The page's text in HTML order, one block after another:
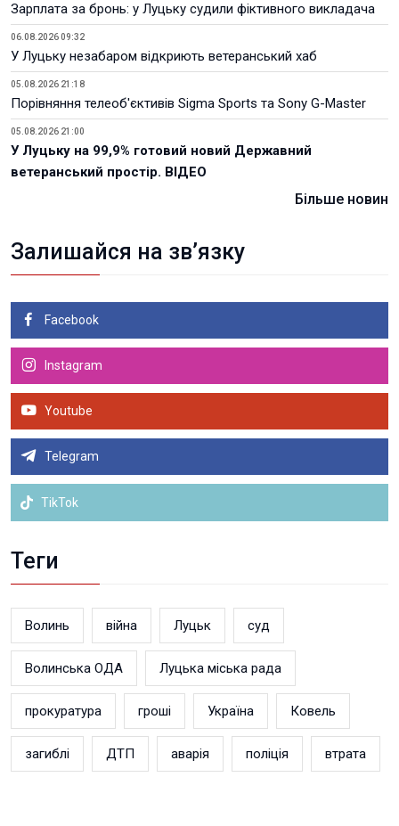
Зарплата за бронь: у Луцьку судили фіктивного викладача
06.08.2026 09:32
У Луцьку незабаром відкриють ветеранський хаб
05.08.2026 21:18
Порівняння телеоб'єктивів Sigma Sports та Sony G-Master
05.08.2026 21:00
У Луцьку на 99,9% готовий новий Державний
ветеранський простір. ВІДЕО
Більше новин
Залишайся на зв’язку
Facebook
Instagram
Youtube
Telegram
TikTok
Теги
Волинь війна Луцьк суд
Волинська ОДА Луцька міська рада
прокуратура гроші Україна Ковель
загиблі ДТП аварія поліція втрата